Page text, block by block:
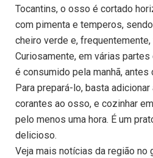
Tocantins, o osso é cortado
com pimenta e temperos,
cheiro verde e, frequentemente,
Curiosamente, em várias
é consumido pela manhã, antes
Para prepará-lo, basta adicionar
corantes ao osso, e cozinhar
pelo menos uma hora. É um
delicioso.
Veja mais notícias da região no